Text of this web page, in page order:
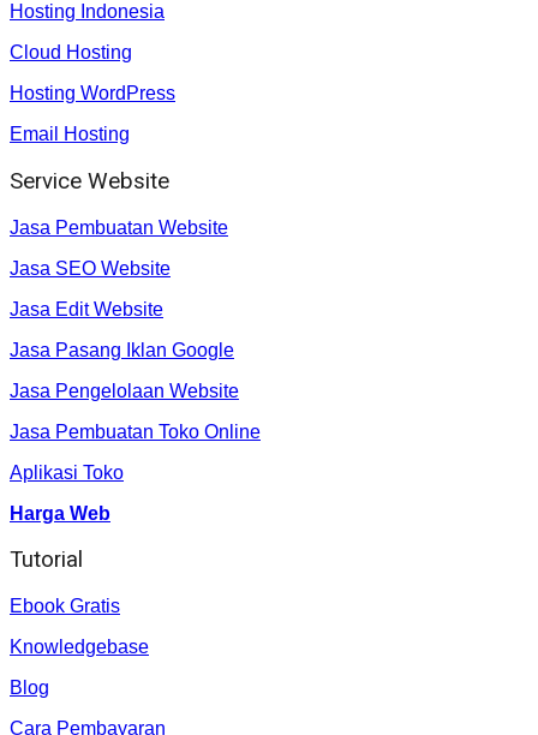
Hosting Indonesia
Cloud Hosting
Hosting WordPress
Email Hosting
Service Website
Jasa Pembuatan Website
Jasa SEO Website
Jasa Edit Website
Jasa Pasang Iklan Google
Jasa Pengelolaan Website
Jasa Pembuatan Toko Online
Aplikasi Toko
Harga Web
Tutorial
Ebook Gratis
Knowledgebase
Blog
Cara Pembayaran